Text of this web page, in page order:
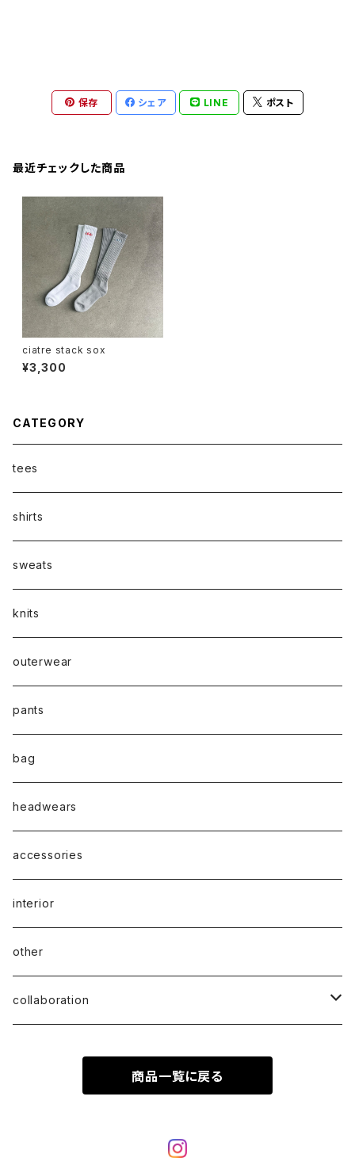
保存 シェア LINE ポスト
最近チェックした商品
ciatre stack sox
¥3,300
CATEGORY
tees
shirts
sweats
knits
outerwear
pants
bag
headwears
accessories
interior
other
collaboration
ciatre × have a good time
商品一覧に戻る